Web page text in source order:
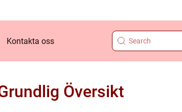
Kontakta oss
Översikt